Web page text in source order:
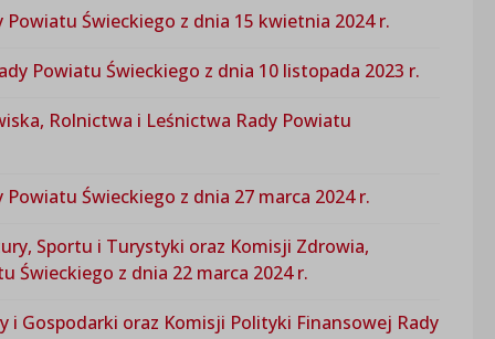
Świeckiego z dnia 15 kwietnia 2024 r.
Powiatu Świeckiego z dnia 10 listopada 2023 r.
Rolnictwa i Leśnictwa Rady Powiatu
Świeckiego z dnia 27 marca 2024 r.
Sportu i Turystyki oraz Komisji Zdrowia,
Świeckiego z dnia 22 marca 2024 r.
Gospodarki oraz Komisji Polityki Finansowej Rady